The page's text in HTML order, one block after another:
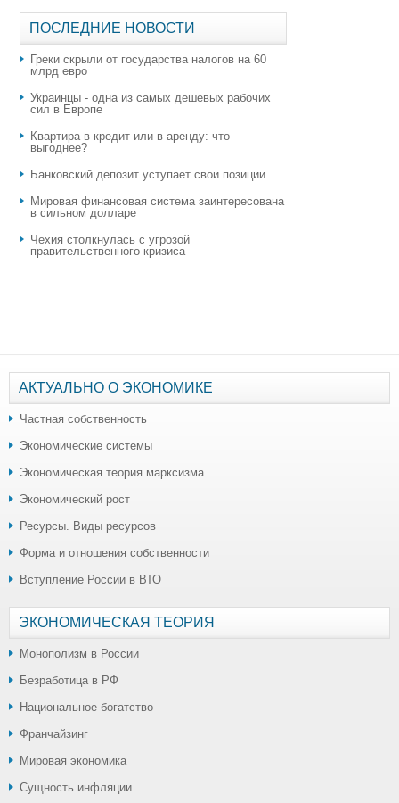
ПОСЛЕДНИЕ НОВОСТИ
Греки скрыли от государства налогов на 60
млрд евро
Украинцы - одна из самых дешевых рабочих
сил в Европе
Квартира в кредит или в аренду: что
выгоднее?
​Банковский депозит уступает свои позиции
Мировая финансовая система заинтересована
в сильном долларе
Чехия столкнулась с угрозой
правительственного кризиса
АКТУАЛЬНО О ЭКОНОМИКЕ
Частная собственность
Экономические системы
Экономическая теория марксизма
Экономический рост
Ресурсы. Виды ресурсов
Форма и отношения собственности
Вступление России в ВТО
ЭКОНОМИЧЕСКАЯ ТЕОРИЯ
Монополизм в России
Безработица в РФ
Национальное богатство
Франчайзинг
Мировая экономика
Сущность инфляции